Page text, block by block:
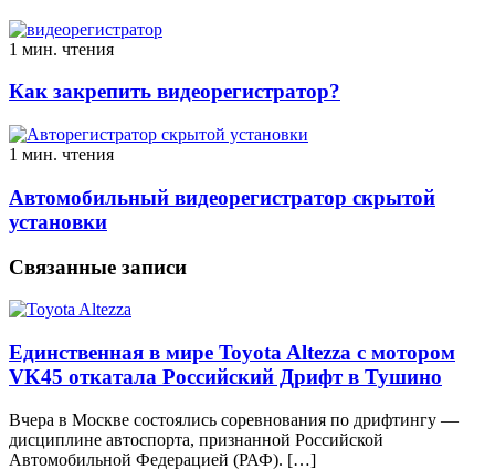
1 мин. чтения
Как закрепить видеорегистратор?
1 мин. чтения
Автомобильный видеорегистратор скрытой
установки
Связанные записи
Единственная в мире Toyota Altezza с мотором
VK45 откатала Российский Дрифт в Тушино
Вчера в Москве состоялись соревнования по дрифтингу —
дисциплине автоспорта, признанной Российской
Автомобильной Федерацией (РАФ). […]